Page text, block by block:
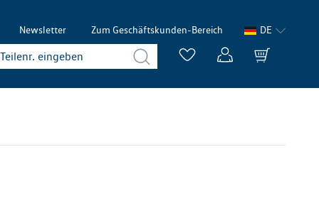
Newsletter Zum Geschäftskunden-Bereich DE